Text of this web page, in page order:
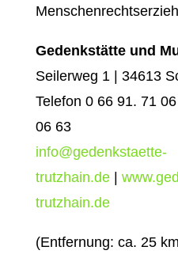
Gedenkstätte und
Seilerweg 1 | 34613
Telefon 0 66 91. 71
06 63
info@gedenkstaette-
trutzhain.de|
trutzhain.de
(Entfernung: ca. 25